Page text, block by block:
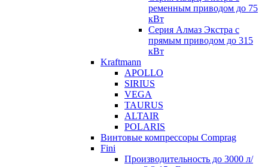
ременным приводом до 75
кВт
Серия Алмаз Экстра с
прямым приводом до 315
кВт
Kraftmann
APOLLO
SIRIUS
VEGA
TAURUS
ALTAIR
POLARIS
Винтовые компрессоры Comprag
Fini
Производительность до 3000 л/